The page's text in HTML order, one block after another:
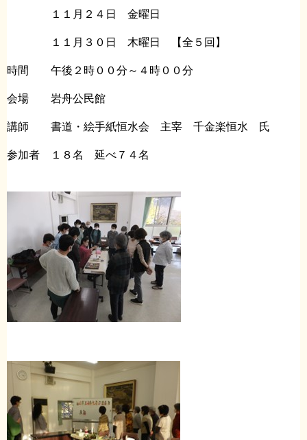
１１月２４日 金曜日
１１月３０日 木曜日 【全５回】
時間 午後２時００分～４時００分
会場 岩舟公民館
講師 書道・絵手紙恒水会 主宰 千金楽恒水 氏
参加者 １８名 延べ７４名